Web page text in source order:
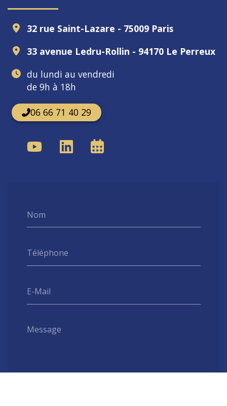
Nom
Téléphone
E-Mail
Message
32 rue Saint-Lazare - 75009 Paris
33 avenue Ledru-Rollin - 94170 Le Perreux
du lundi au vendredi
de 9h à 18h
06 66 71 40 29